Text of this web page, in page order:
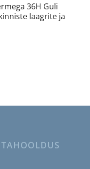
36H Guli
laagrite ja